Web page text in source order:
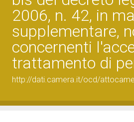
2006, n. 42, in
supplementare,
concernenti
trattamento di
http://dati.camera.it/ocd/